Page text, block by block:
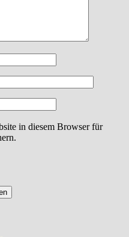
in diesem Browser für